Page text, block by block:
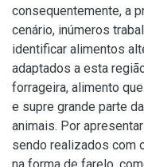
consequentemente, a
cenário, inúmeros
identificar alimentos
adaptados a esta
forrageira, alimento
e supre grande parte
animais. Por
sendo realizados com